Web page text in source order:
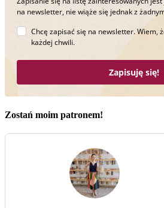
na newsletter, nie wiąże się jednak z
Chcę zapisać się na newsletter. Wiem,
każdej chwili.
Zapisuję się!
Zostań moim patronem!